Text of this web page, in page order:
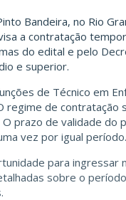
Bandeira, no Rio
a contratação
do edital e pelo
e superior.
de Técnico em
regime de contratação
O prazo de validade
vez por igual período.
para ingressar
sobre o